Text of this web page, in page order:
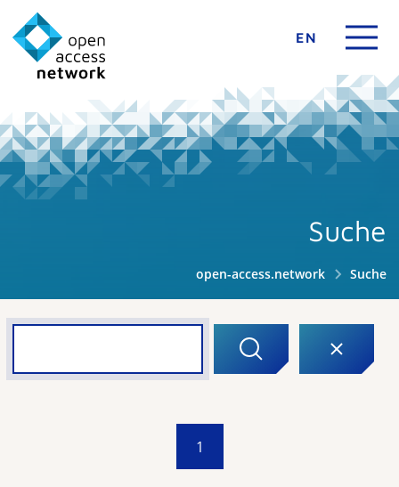
EN
Suche
open-access.network Suche
1